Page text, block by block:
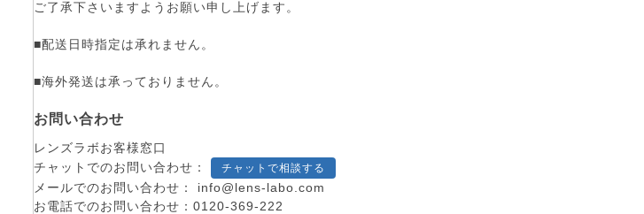
ご了承下さいますようお願い申し上げます。
■配送日時指定は承れません。
■海外発送は承っておりません。
お問い合わせ
レンズラボお客様窓口
チャットでのお問い合わせ：
チャットで相談する
メールでのお問い合わせ： info@lens-labo.com
お電話でのお問い合わせ： 0120-369-222